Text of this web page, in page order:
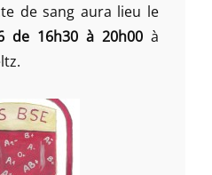
de sang aura lieu le
de 16h30 à 20h00 à